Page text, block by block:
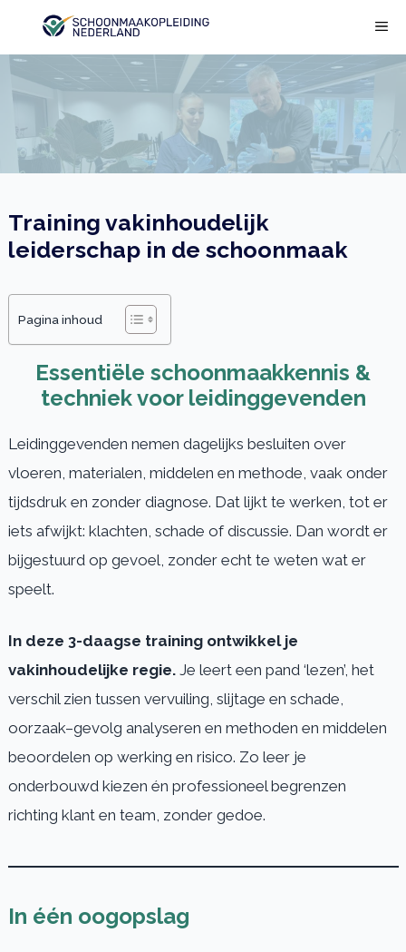
inhoud
Training vakinhoudelijk
leiderschap in de schoonmaak
Pagina inhoud
Essentiële schoonmaakkennis &
techniek voor leidinggevenden
Leidinggevenden nemen dagelijks besluiten over
vloeren, materialen, middelen en methode, vaak onder
tijdsdruk en zonder diagnose. Dat lijkt te werken, tot er
iets afwijkt: klachten, schade of discussie. Dan wordt er
bijgestuurd op gevoel, zonder echt te weten wat er
speelt.
In deze 3-daagse training ontwikkel je
vakinhoudelijke regie.Je leert een pand ‘lezen’, het
verschil zien tussen vervuiling, slijtage en schade,
oorzaak–gevolg analyseren en methoden en middelen
beoordelen op werking en risico. Zo leer je
onderbouwd kiezen én professioneel begrenzen
richting klant en team, zonder gedoe.
In één oogopslag